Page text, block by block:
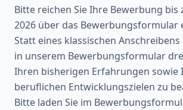
Bitte reichen Sie Ihre Bewerbung bis
2026 über das Bewerbungsformular
Statt eines klassischen
in unserem Bewerbungsformular
Ihren bisherigen Erfahrungen sowie
beruflichen Entwicklungszielen zu
Bitte laden Sie im